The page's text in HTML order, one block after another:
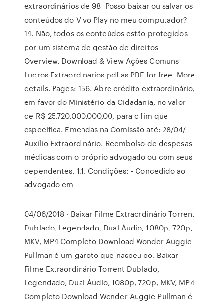
extraordinários de 98 Posso baixar ou salvar os
conteúdos do Vivo Play no meu computador?
14. Não, todos os conteúdos estão protegidos
por um sistema de gestão de direitos
Overview. Download & View Ações Comuns
Lucros Extraordinarios.pdf as PDF for free. More
details. Pages: 156. Abre crédito extraordinário,
em favor do Ministério da Cidadania, no valor
de R$ 25.720.000.000,00, para o fim que
especifica. Emendas na Comissão até: 28/04/
Auxílio Extraordinário. Reembolso de despesas
médicas com o próprio advogado ou com seus
dependentes. 1.1. Condições: • Concedido ao
advogado em
04/06/2018 · Baixar Filme Extraordinário Torrent
Dublado, Legendado, Dual Áudio, 1080p, 720p,
MKV, MP4 Completo Download Wonder Auggie
Pullman é um garoto que nasceu co. Baixar
Filme Extraordinário Torrent Dublado,
Legendado, Dual Áudio, 1080p, 720p, MKV, MP4
Completo Download Wonder Auggie Pullman é